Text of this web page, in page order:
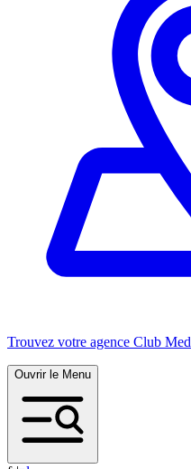
Trouvez votre agence Club Med
Ouvrir le Menu